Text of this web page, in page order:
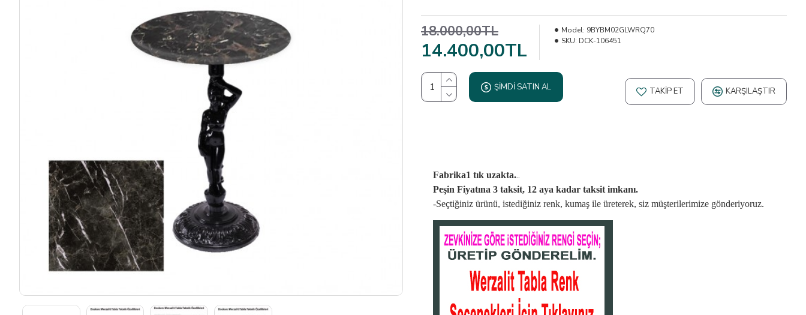
14.400,00TL
18.000,00TL Model: 9BYBM02GLWRQ70
SKU: DCK-106451
ŞIMDI SATIN AL TAKIP ET KARŞILAŞTIR
Fabrika1 tık uzakta...
Peşin Fiyatına 3 taksit, 12 aya kadar taksit imkanı.
-Seçtiğiniz ürünü, istediğiniz renk, kumaş ile üreterek, siz müşterilerimize gönderiyoruz.